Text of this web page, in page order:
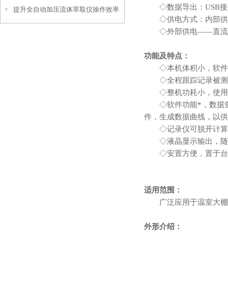
温的过程？
提升全自动加压流体萃取仪操作效率
◇数据导出：USB接
◇供电方式：内部供
◇外部供电——直流
功能及特点：
◇本机体积小，软件操
◇全程跟踪记录被测环
◇整机功耗小，使用
◇软件功能*，数据查
件，生成数据曲线，以
◇记录仪可脱开计算
◇液晶显示输出，随
◇安置方便，置于台
适用范围：
广泛应用于温室大棚
外形介绍：